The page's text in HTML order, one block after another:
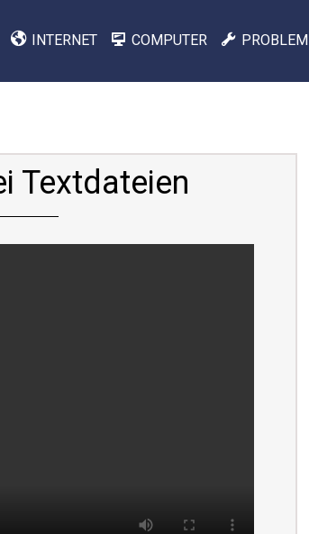
INTERNET COMPUTER PROBLEM
Textdateien